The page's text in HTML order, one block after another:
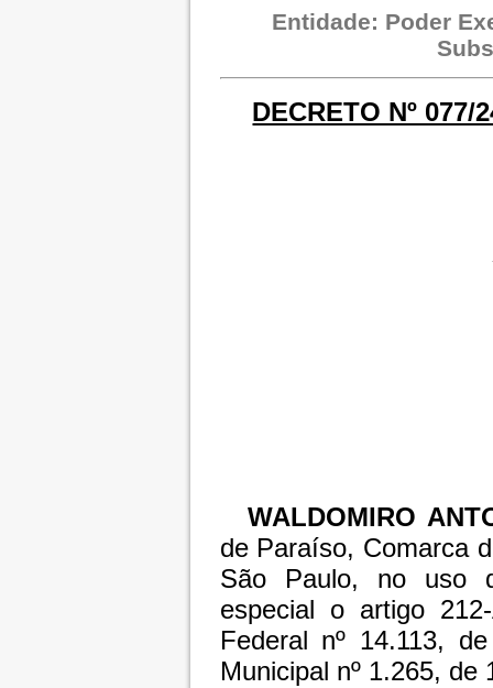
Entidade: Poder
DECRETO Nº 077/
WALDOMIRO
de Paraíso, Comarca
São Paulo, no uso
especial o artigo
Federal nº 14.113,
Municipal nº 1.265,